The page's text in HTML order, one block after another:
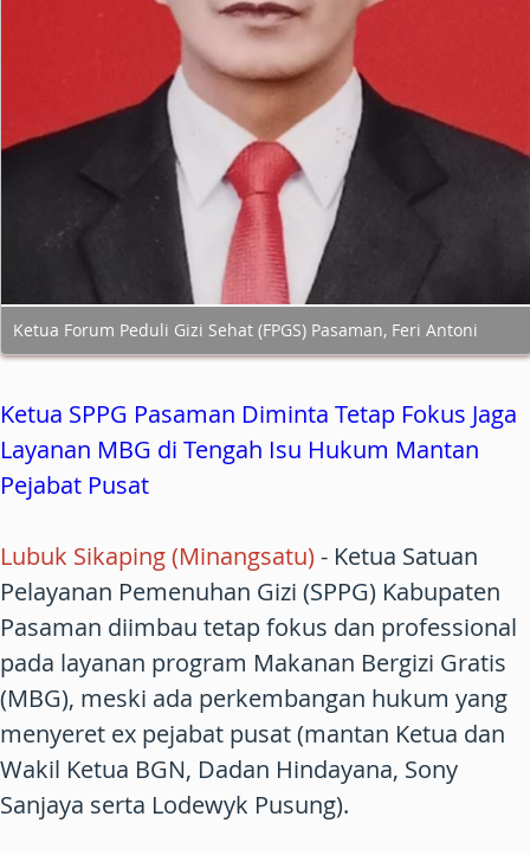
Ketua Forum Peduli Gizi Sehat (FPGS) Pasaman, Feri Antoni
Ketua SPPG Pasaman Diminta Tetap Fokus Jaga
Layanan MBG di Tengah Isu Hukum Mantan
Pejabat Pusat
Lubuk Sikaping (Minangsatu) - Ketua Satuan
Pelayanan Pemenuhan Gizi (SPPG) Kabupaten
Pasaman diimbau tetap fokus dan professional
pada layanan program Makanan Bergizi Gratis
(MBG), meski ada perkembangan hukum yang
menyeret ex pejabat pusat (mantan Ketua dan
Wakil Ketua BGN, Dadan Hindayana, Sony
Sanjaya serta Lodewyk Pusung).